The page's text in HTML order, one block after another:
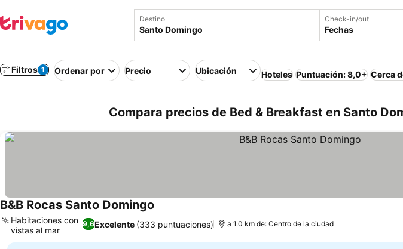
Destino Check-in/out
Fechas
Filtros 1 Ordenar por Precio Ubicación Hoteles Puntuación: 8,0+ Cerca
Compara precios de Bed & Breakfast en Santo
B&B Rocas Santo Domingo
9,6Excelente (333 puntuaciones)
Habitaciones con
vistas al mar
a 1.0 km de: Centro de la ciudad